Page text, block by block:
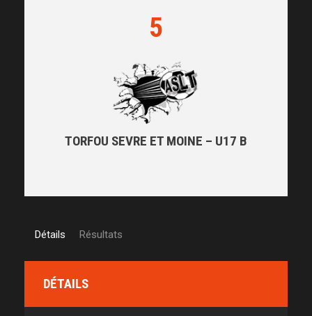
5
TORFOU SEVRE ET MOINE – U17 B
Détails Résultats
DÉTAILS